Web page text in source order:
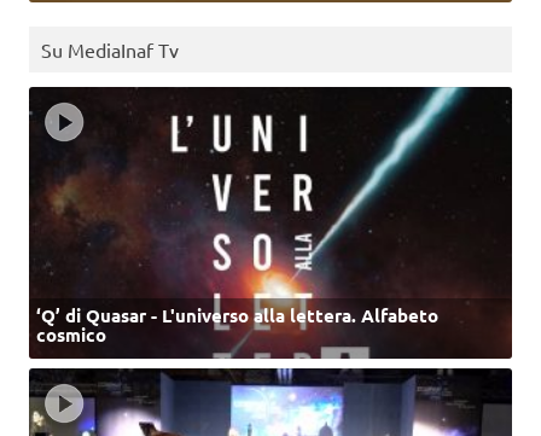
Su MediaInaf Tv
‘Q’ di Quasar - L'universo alla lettera. Alfabeto
cosmico